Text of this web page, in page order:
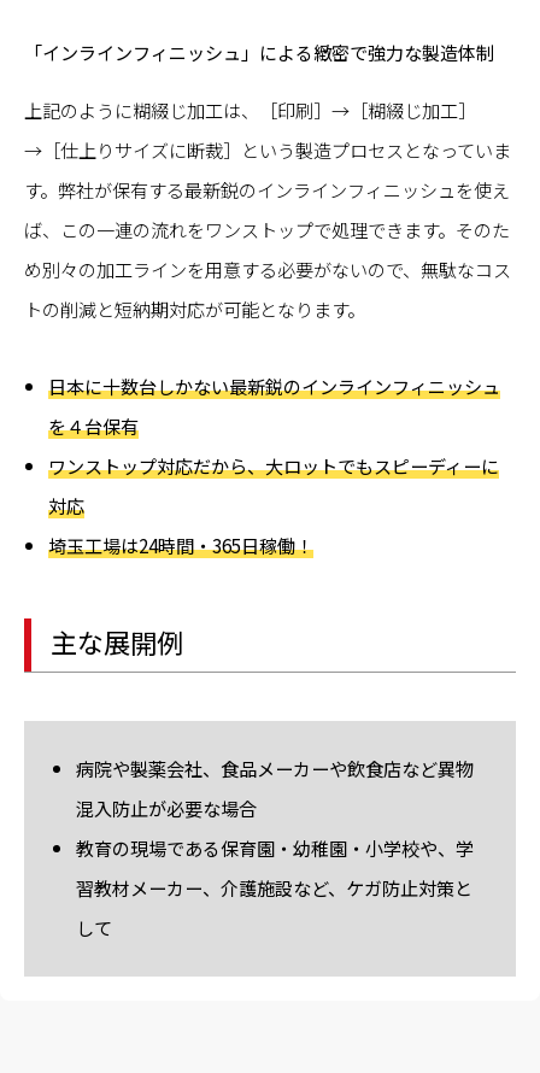
「インラインフィニッシュ」による緻密で強力な製造体制
上記のように糊綴じ加工は、［印刷］→［糊綴じ加工］
→［仕上りサイズに断裁］という製造プロセスとなっていま
す。弊社が保有する最新鋭のインラインフィニッシュを使え
ば、この一連の流れをワンストップで処理できます。そのた
め別々の加工ラインを用意する必要がないので、無駄なコス
トの削減と短納期対応が可能となります。
日本に十数台しかない最新鋭のインラインフィニッシュ
を４台保有
ワンストップ対応だから、大ロットでもスピーディーに
対応
埼玉工場は24時間・365日稼働！
主な展開例
病院や製薬会社、食品メーカーや飲食店など異物
混入防止が必要な場合
教育の現場である保育園・幼稚園・小学校や、学
習教材メーカー、介護施設など、ケガ防止対策と
して